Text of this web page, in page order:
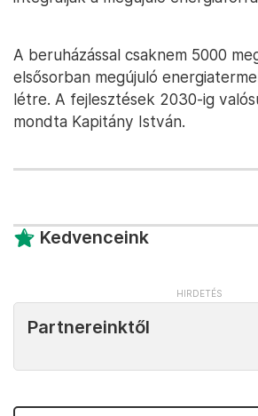
A beruházással csaknem 5000
elsősorban megújuló
létre. A fejlesztések 2030-ig
mondta Kapitány István.
Kedvenceink
Partnereinktől